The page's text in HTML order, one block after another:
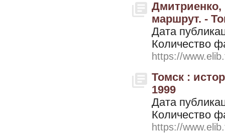
Дмитриенко,
маршрут. -
Дата
Количество
https://
Томск :
1999
Дата
Количество
https://